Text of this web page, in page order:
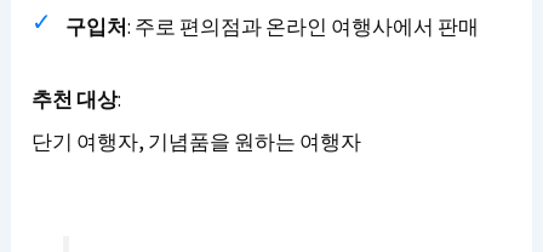
구입처: 주로 편의점과 온라인 여행사에서 판매
추천 대상:
단기 여행자, 기념품을 원하는 여행자